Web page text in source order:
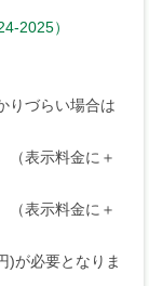
2025）
りづらい場合は
（表示料金に＋
（表示料金に＋
)が必要となりま